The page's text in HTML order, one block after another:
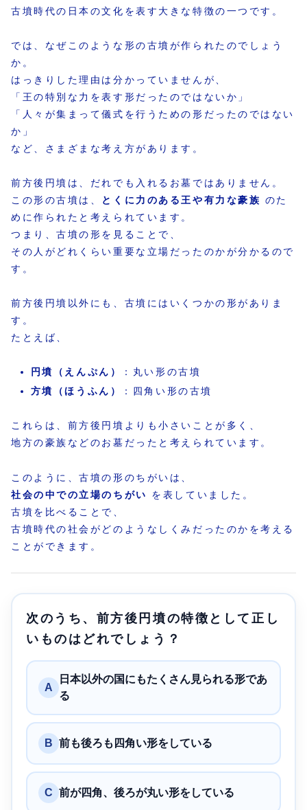
古墳時代の日本の文化を表す大きな特徴の一つです。
では、なぜこのような形の古墳が作られたのでしょう
か。
はっきりした理由は分かっていませんが、
「王の特別な力を表す形だったのではないか」
「人々が集まって儀式を行うための形だったのではない
か」
など、さまざまな考え方があります。
前方後円墳は、だれでも入れるお墓ではありません。
この形の古墳は、 とくに力のある王や有力な豪族 のた
めに作られたと考えられています。
つまり、古墳の形を見ることで、
その人がどれくらい重要な立場だったのかが分かるので
す。
前方後円墳以外にも、古墳にはいくつかの形がありま
す。
たとえば、
円墳（えんぷん）
：丸い形の古墳
方墳（ほうふん）
：四角い形の古墳
これらは、前方後円墳よりも小さいことが多く、
地方の豪族などのお墓だったと考えられています。
このように、古墳の形のちがいは、
社会の中での立場のちがい
を表していました。
古墳を比べることで、
古墳時代の社会がどのようなしくみだったのかを考える
ことができます。
次のうち、前方後円墳の特徴として正し
いものはどれでしょう？
A
日本以外の国にもたくさん見られる形であ
る
B 前も後ろも四角い形をしている
C 前が四角、後ろが丸い形をしている